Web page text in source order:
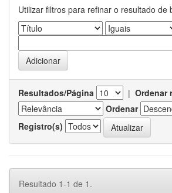
Utilizar filtros para refinar o resultado de
Resultados/Página | Ordenar
Ordenar
Registro(s)
Resultado 1-1 de 1.